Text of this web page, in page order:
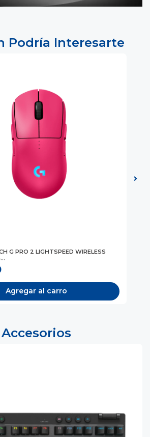
Podría Interesarte
G PRO 2 LIGHTSPEED WIRELESS
Agregar al carro
Accesorios